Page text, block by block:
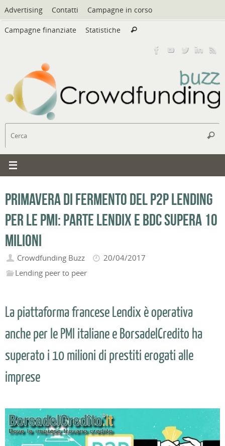
Vai
al
contenuto
Advertising Contatti Campagne in corso
Campagne finanziate Statistiche Cerca
Cerca
Primavera di fermento del P2P lending
per le PMI: parte Lendix e BdC supera 10
milioni
Crowdfunding Buzz
20/04/2017
Lending peer to peer
La piattaforma francese Lendix è operativa
anche per le PMI italiane e BorsadelCredito ha
superato i 10 milioni di prestiti erogati alle
imprese